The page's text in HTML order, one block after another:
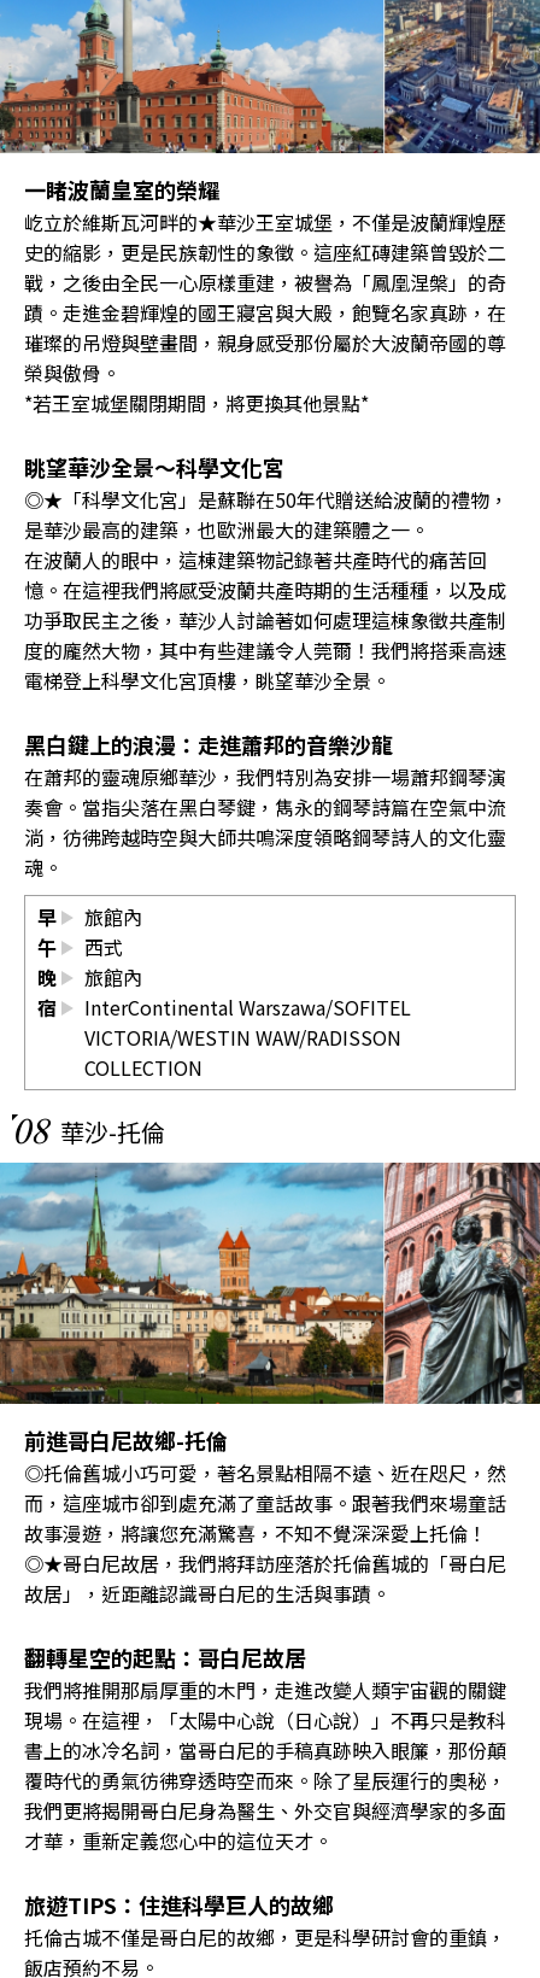
一睹波蘭皇室的榮耀
屹立於維斯瓦河畔的★華沙王室城堡，不僅是波蘭輝煌歷
史的縮影，更是民族韌性的象徵。這座紅磚建築曾毀於二
戰，之後由全民一心原樣重建，被譽為「鳳凰涅槃」的奇
蹟。走進金碧輝煌的國王寢宮與大殿，飽覽名家真跡，在
璀璨的吊燈與壁畫間，親身感受那份屬於大波蘭帝國的尊
榮與傲骨。
*若王室城堡關閉期間，將更換其他景點*
眺望華沙全景～科學文化宮
◎★「科學文化宮」是蘇聯在50年代贈送給波蘭的禮物，
是華沙最高的建築，也歐洲最大的建築體之一。
在波蘭人的眼中，這棟建築物記錄著共產時代的痛苦回
憶。在這裡我們將感受波蘭共產時期的生活種種，以及成
功爭取民主之後，華沙人討論著如何處理這棟象徵共產制
度的龐然大物，其中有些建議令人莞爾！我們將搭乘高速
電梯登上科學文化宮頂樓，眺望華沙全景。
黑白鍵上的浪漫：走進蕭邦的音樂沙龍
在蕭邦的靈魂原鄉華沙，我們特別為安排一場蕭邦鋼琴演
奏會。當指尖落在黑白琴鍵，雋永的鋼琴詩篇在空氣中流
淌，彷彿跨越時空與大師共鳴深度領略鋼琴詩人的文化靈
魂。
早
旅館內
午
西式
晚
旅館內
宿
InterContinental Warszawa/SOFITEL
VICTORIA/WESTIN WAW/RADISSON
COLLECTION
08 華沙-托倫
前進哥白尼故鄉-托倫
◎托倫舊城小巧可愛，著名景點相隔不遠、近在咫尺，然
而，這座城市卻到處充滿了童話故事。跟著我們來場童話
故事漫遊，將讓您充滿驚喜，不知不覺深深愛上托倫！
◎★哥白尼故居，我們將拜訪座落於托倫舊城的「哥白尼
故居」，近距離認識哥白尼的生活與事蹟。
翻轉星空的起點：哥白尼故居
我們將推開那扇厚重的木門，走進改變人類宇宙觀的關鍵
現場。在這裡，「太陽中心說（日心說）」不再只是教科
書上的冰冷名詞，當哥白尼的手稿真跡映入眼簾，那份顛
覆時代的勇氣彷彿穿透時空而來。除了星辰運行的奧秘，
我們更將揭開哥白尼身為醫生、外交官與經濟學家的多面
才華，重新定義您心中的這位天才。
旅遊TIPS：住進科學巨人的故鄉
托倫古城不僅是哥白尼的故鄉，更是科學研討會的重鎮，
飯店預約不易。